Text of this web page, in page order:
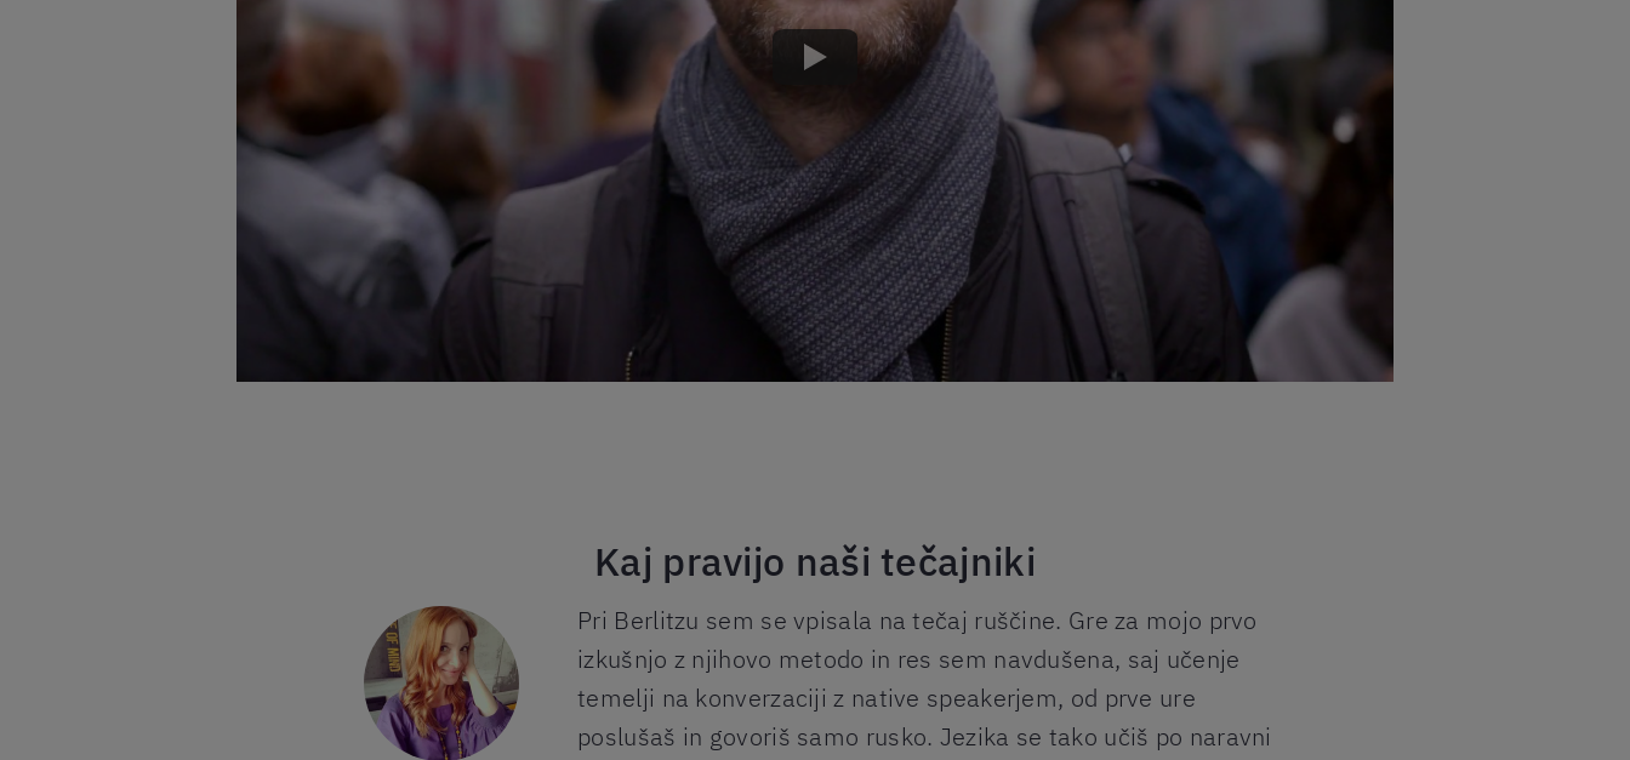
Kaj pravijo naši tečajniki
Pri Berlitzu sem se vpisala na tečaj ruščine. Gre za mojo prvo
izkušnjo z njihovo metodo in res sem navdušena, saj učenje
temelji na konverzaciji z native speakerjem, od prve ure
poslušaš in govoriš samo rusko. Jezika se tako učiš po naravni